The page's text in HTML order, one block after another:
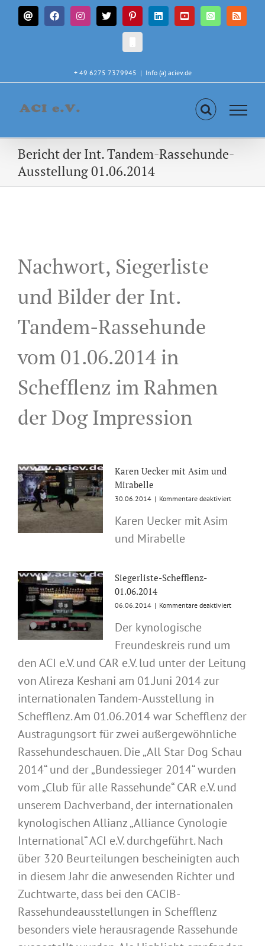
Zum
InhaltE-
Mail
FacebookInstagram
X PinterestLinkedInYouTubeWhatsApp
Rss
IN
+ 49 6275 7379945 | Info (a) aciev.de
Bericht der Int. Tandem-Rassehunde-
Ausstellung 01.06.2014
Nachwort, Siegerliste
und Bilder der Int.
Tandem-Rassehunde
vom 01.06.2014 in
Schefflenz im Rahmen
der Dog Impression
Karen Uecker mit Asim und
Mirabelle
30.06.2014 | Kommentare deaktiviertfür
Karen Uecker mit Asim
und Mirabelle
Siegerliste-Schefflenz-
01.06.2014
06.06.2014 | Kommentare deaktiviertfür
Der kynologische
Freundeskreis rund um
den ACI e.V. und CAR e.V. lud unter der Leitung
von Alireza Keshani am 01.Juni 2014 zur
internationalen Tandem-Ausstellung in
Schefflenz. Am 01.06.2014 war Schefflenz der
Austragungsort für zwei außergewöhnliche
Rassehundeschauen. Die „All Star Dog Schau
2014“ und der „Bundessieger 2014“ wurden
vom „Club für alle Rassehunde“ CAR e.V. und
unserem Dachverband, der internationalen
kynologischen Allianz „Alliance Cynologie
International“ ACI e.V. durchgeführt. Nach
über 320 Beurteilungen bescheinigten auch
in diesem Jahr die anwesenden Richter und
Zuchtwarte, dass bei den CACIB-
Rassehundeausstellungen in Schefflenz
besonders viele herausragende Rassehunde